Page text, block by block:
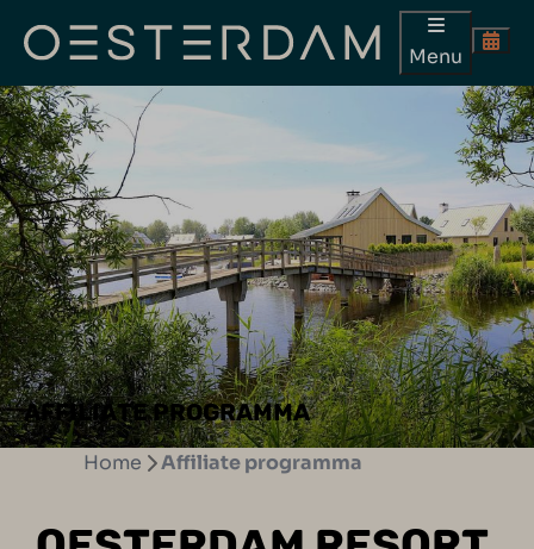
Menu
AFFILIATE PROGRAMMA
Home Affiliate programma